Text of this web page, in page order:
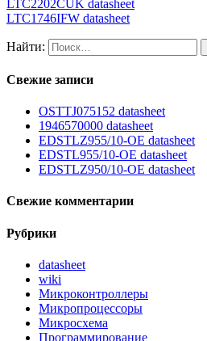
LTC2202CUK datasheet
LTC1746IFW datasheet
Найти:
Свежие записи
OSTTJ075152 datasheet
1946570000 datasheet
EDSTLZ955/10-OE datasheet
EDSTL955/10-OE datasheet
EDSTLZ950/10-OE datasheet
Свежие комментарии
Рубрики
datasheet
wiki
Микроконтроллеры
Микропроцессоры
Микросхема
Программирование